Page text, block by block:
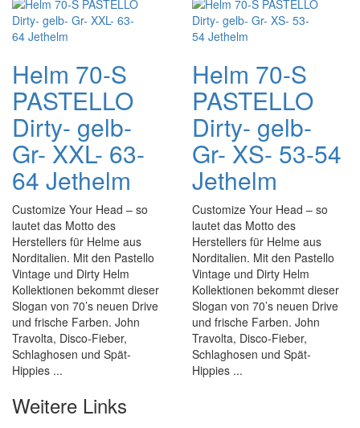
Helm 70-S
PASTELLO
Dirty- gelb-
Gr- XXL- 63-
64 Jethelm
Customize Your Head – so
lautet das Motto des
Herstellers für Helme aus
Norditalien. Mit den Pastello
Vintage und Dirty Helm
Kollektionen bekommt dieser
Slogan von 70’s neuen Drive
und frische Farben. John
Travolta, Disco-Fieber,
Schlaghosen und Spät-
Hippies ...
Helm 70-S
PASTELLO
Dirty- gelb-
Gr- XS- 53-54
Jethelm
Customize Your Head – so
lautet das Motto des
Herstellers für Helme aus
Norditalien. Mit den Pastello
Vintage und Dirty Helm
Kollektionen bekommt dieser
Slogan von 70’s neuen Drive
und frische Farben. John
Travolta, Disco-Fieber,
Schlaghosen und Spät-
Hippies ...
Weitere Links